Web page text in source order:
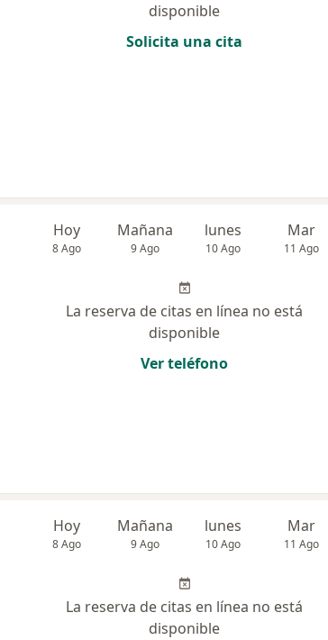
disponible
Solicita una cita
Hoy
8 Ago
Mañana
9 Ago
lunes
10 Ago
Mar
11 Ago
La reserva de citas en línea no está
disponible
Ver teléfono
Hoy
8 Ago
Mañana
9 Ago
lunes
10 Ago
Mar
11 Ago
La reserva de citas en línea no está
disponible